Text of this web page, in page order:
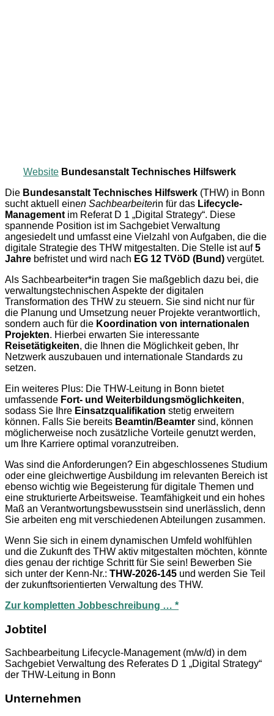
Website Bundesanstalt Technisches Hilfswerk
Die Bundesanstalt Technisches Hilfswerk (THW) in Bonn
sucht aktuell einen Sachbearbeiterin für das Lifecycle-
Management im Referat D 1 „Digital Strategy“. Diese
spannende Position ist im Sachgebiet Verwaltung
angesiedelt und umfasst eine Vielzahl von Aufgaben, die die
digitale Strategie des THW mitgestalten. Die Stelle ist auf5
Jahre befristet und wird nach EG 12 TVöD (Bund) vergütet.
Als Sachbearbeiter*in tragen Sie maßgeblich dazu bei, die
verwaltungstechnischen Aspekte der digitalen
Transformation des THW zu steuern. Sie sind nicht nur für
die Planung und Umsetzung neuer Projekte verantwortlich,
sondern auch für die Koordination von internationalen
Projekten. Hierbei erwarten Sie interessante
Reisetätigkeiten, die Ihnen die Möglichkeit geben, Ihr
Netzwerk auszubauen und internationale Standards zu
setzen.
Ein weiteres Plus: Die THW-Leitung in Bonn bietet
umfassende Fort- und Weiterbildungsmöglichkeiten,
sodass Sie Ihre Einsatzqualifikation stetig erweitern
können. Falls Sie bereits Beamtin/Beamter sind, können
möglicherweise noch zusätzliche Vorteile genutzt werden,
um Ihre Karriere optimal voranzutreiben.
Was sind die Anforderungen? Ein abgeschlossenes Studium
oder eine gleichwertige Ausbildung im relevanten Bereich ist
ebenso wichtig wie Begeisterung für digitale Themen und
eine strukturierte Arbeitsweise. Teamfähigkeit und ein hohes
Maß an Verantwortungsbewusstsein sind unerlässlich, denn
Sie arbeiten eng mit verschiedenen Abteilungen zusammen.
Wenn Sie sich in einem dynamischen Umfeld wohlfühlen
und die Zukunft des THW aktiv mitgestalten möchten, könnte
dies genau der richtige Schritt für Sie sein! Bewerben Sie
sich unter der Kenn-Nr.: THW-2026-145 und werden Sie Teil
der zukunftsorientierten Verwaltung des THW.
Zur kompletten Jobbeschreibung … *
Jobtitel
Sachbearbeitung Lifecycle-Management (m/w/d) in dem
Sachgebiet Verwaltung des Referates D 1 „Digital Strategy“
der THW-Leitung in Bonn
Unternehmen